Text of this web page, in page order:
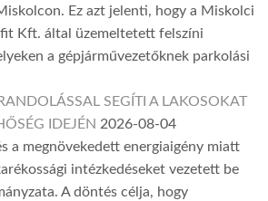
Ez azt jelenti, hogy a Miskolci
Kft. által üzemeltetett felszíni
a gépjárművezetőknek parkolási
SEGÍTI A LAKOSOKAT
IDEJÉN 2026-08-04
a megnövekedett energiaigény miatt
intézkedéseket vezetett be
A döntés célja, hogy